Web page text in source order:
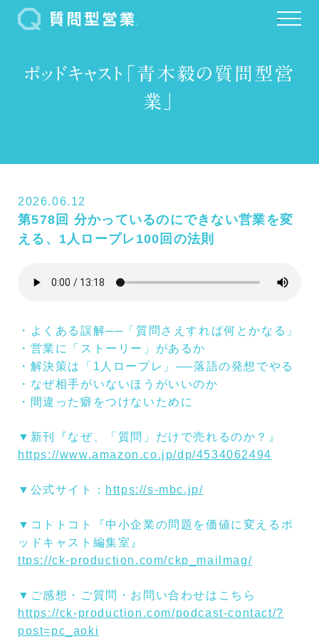
.
ポッドキャスト「青木毅の質問型営
業」
2026.06.12
第578回 分かっているのにできない営業を変
える、1人ロープレ100回の法則
・よくある誤解──「質問さえすれば何とかなる」
・営業に「ストーリー」があるか
・解決策は「1人ロープレ」──落語の発想でやる
・なぜ相手がいないほうがいいのか
・間違った癖をつけないために
▼新刊『なぜ、「質問」だけで売れるのか？』
https://www.amazon.co.jp/dp/4534062494
▼公式サイト： https://s-mbc.jp/
▼コトトコト『中小企業の問題を価値に変えるポ
ッドキャスト編集室』
ttps://ck-production.com/ckp_mailmag/
▼ご感想・ご質問・お問い合わせはこちら
https://ck-production.com/podcast-contact/?
post=pc_aoki